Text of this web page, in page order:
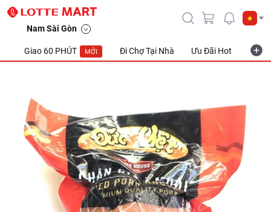
Nam Sài Gòn
Giao 60 PHÚT MỚI Đi Chợ Tại Nhà Ưu Đãi Hot